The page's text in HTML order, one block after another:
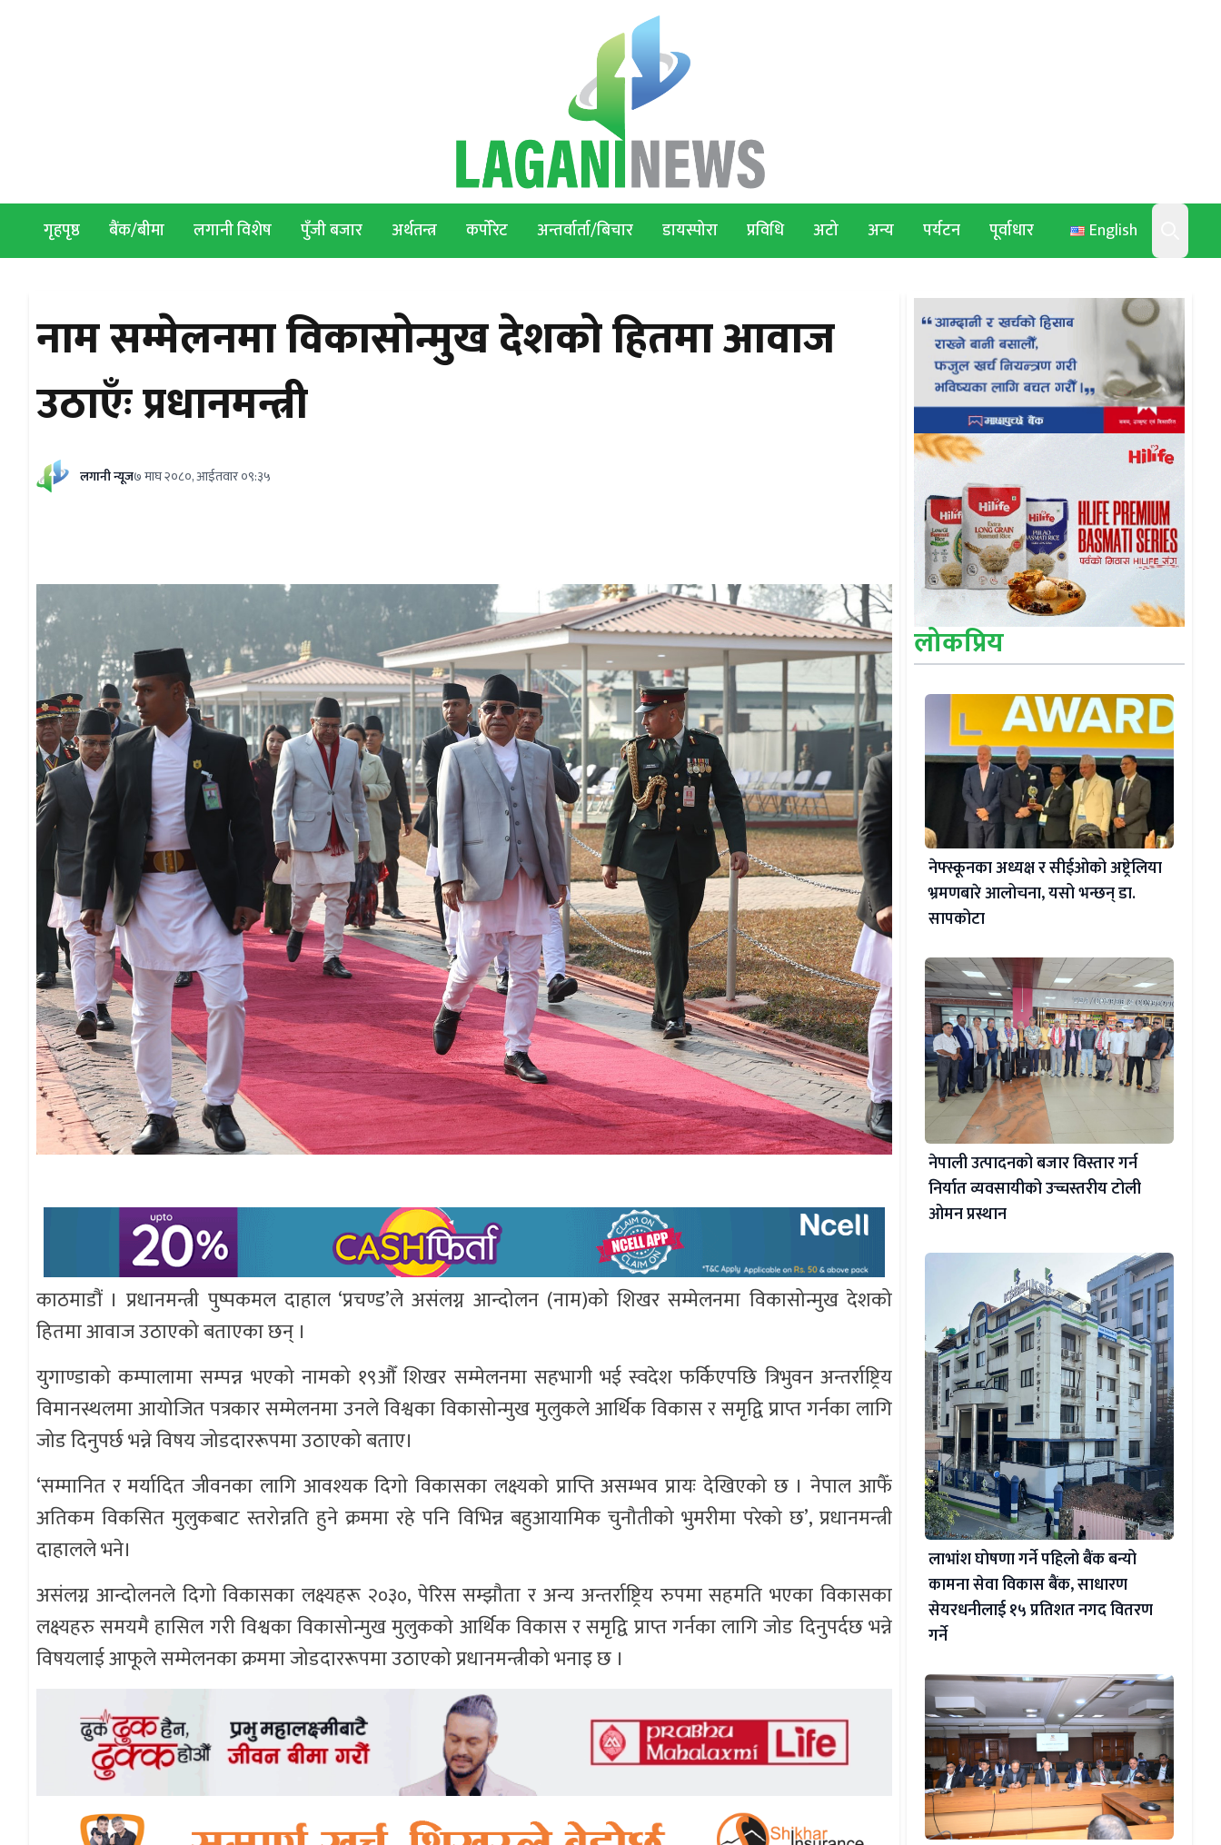
English
Search
गृहपृष्ठ बैंक/बीमा लगानी विशेष पुँजी बजार अर्थतन्त्र कर्पोरेट अन्तर्वार्ता/बिचार डायस्पोरा प्रविधि अटो अन्य पर्यटन पूर्वाधार
नाम सम्मेलनमा विकासोन्मुख देशको हितमा आवाज
उठाएँः प्रधानमन्त्री
लगानी न्यूज७ माघ २०८०, आईतवार ०९:३५
काठमाडौं । प्रधानमन्त्री पुष्पकमल दाहाल ‘प्रचण्ड’ले असंलग्न आन्दोलन (नाम)को शिखर सम्मेलनमा विकासोन्मुख देशको
हितमा आवाज उठाएको बताएका छन् ।
युगाण्डाको कम्पालामा सम्पन्न भएको नामको १९औँ शिखर सम्मेलनमा सहभागी भई स्वदेश फर्किएपछि त्रिभुवन अन्तर्राष्ट्रिय
विमानस्थलमा आयोजित पत्रकार सम्मेलनमा उनले विश्वका विकासोन्मुख मुलुकले आर्थिक विकास र समृद्वि प्राप्त गर्नका लागि
जोड दिनुपर्छ भन्ने विषय जोडदाररूपमा उठाएको बताए।
‘सम्मानित र मर्यादित जीवनका लागि आवश्यक दिगो विकासका लक्ष्यको प्राप्ति असम्भव प्रायः देखिएको छ । नेपाल आफैँ
अतिकम विकसित मुलुकबाट स्तरोन्नति हुने क्रममा रहे पनि विभिन्न बहुआयामिक चुनौतीको भुमरीमा परेको छ’, प्रधानमन्त्री
दाहालले भने।
असंलग्न आन्दोलनले दिगो विकासका लक्ष्यहरू २०३०, पेरिस सम्झौता र अन्य अन्तर्राष्ट्रिय रुपमा सहमति भएका विकासका
लक्ष्यहरु समयमै हासिल गरी विश्वका विकासोन्मुख मुलुकको आर्थिक विकास र समृद्वि प्राप्त गर्नका लागि जोड दिनुपर्दछ भन्ने
विषयलाई आफूले सम्मेलनका क्रममा जोडदाररूपमा उठाएको प्रधानमन्त्रीको भनाइ छ ।
लोकप्रिय
नेफ्स्कूनका अध्यक्ष र सीईओको अष्ट्रेलिया
भ्रमणबारे आलोचना, यसो भन्छन् डा‍.
सापकोटा
नेपाली उत्पादनको बजार विस्तार गर्न
निर्यात व्यवसायीको उच्चस्तरीय टोली
ओमन प्रस्थान
लाभांश घोषणा गर्ने पहिलो बैंक बन्यो
कामना सेवा विकास बैंक, साधारण
सेयरधनीलाई १५ प्रतिशत नगद वितरण
गर्ने